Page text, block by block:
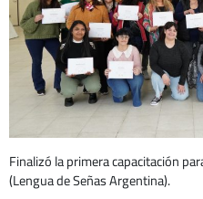
Finalizó la primera capacitación
(Lengua de Señas Argentina).